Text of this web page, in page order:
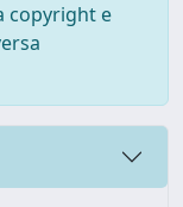
copyright e